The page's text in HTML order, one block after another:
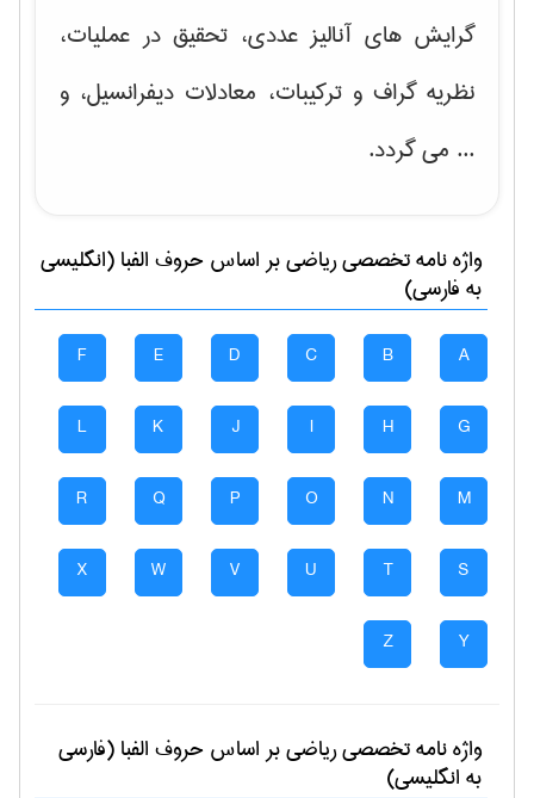
گرایش های آنالیز عددی، تحقیق در عملیات،
نظریه گراف و تركیبات، معادلات دیفرانسیل، و
... می گردد.
واژه نامه تخصصیرياضیبر اساس حروف الفبا (انگلیسی
به فارسی)
A
B
C
D
E
F
G
H
I
J
K
L
M
N
O
P
Q
R
S
T
U
V
W
X
Y
Z
واژه نامه تخصصیرياضیبر اساس حروف الفبا (فارسی
به انگلیسی)